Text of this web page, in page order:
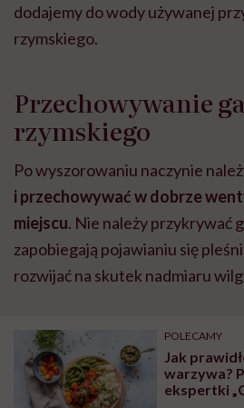
dodajemy do wody używanej
rzymskiego.
Przechowywanie
rzymskiego
Po wyszorowaniu naczynie
i przechowywać w dobrze
miejscu. Nie należy przykrywać
zapobiegają pojawianiu się
rozwijać na skutek nadmiaru
POLECAMY
Jak
warzywa?
ekspertki